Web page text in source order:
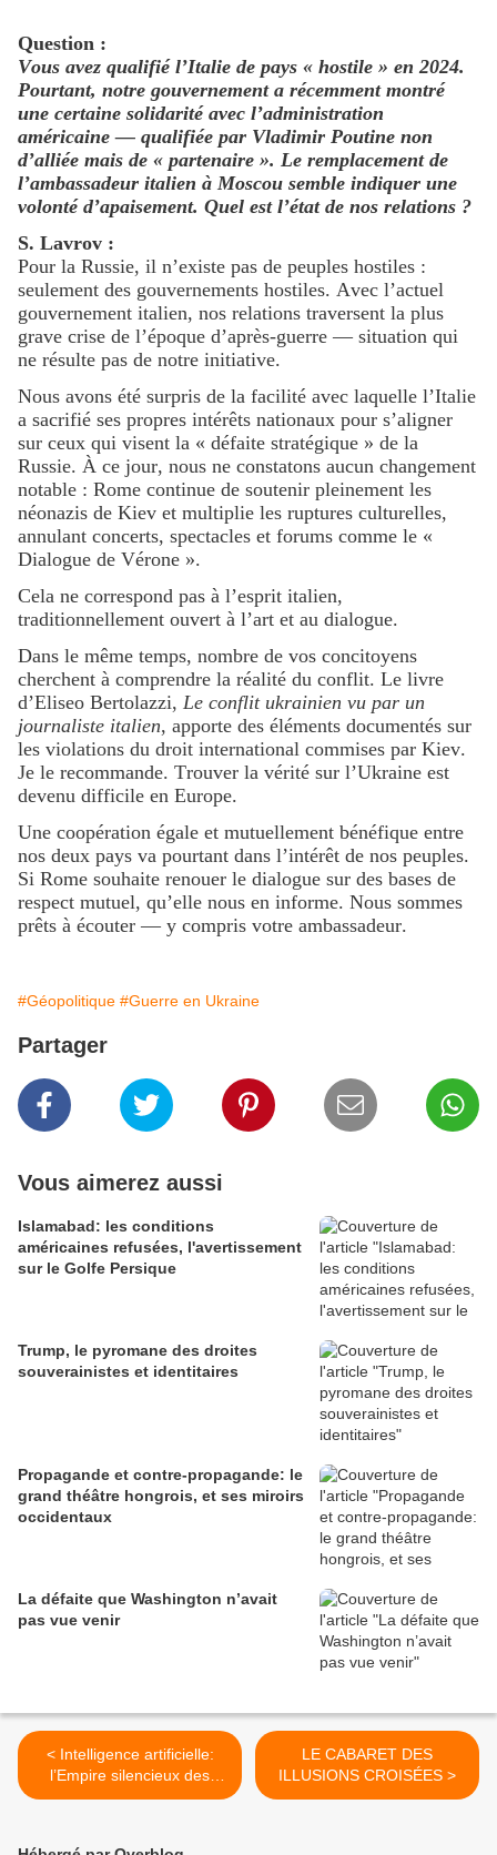
Question :
Vous avez qualifié l’Italie de pays « hostile » en 2024.
Pourtant, notre gouvernement a récemment montré
une certaine solidarité avec l’administration
américaine — qualifiée par Vladimir Poutine non
d’alliée mais de « partenaire ». Le remplacement de
l’ambassadeur italien à Moscou semble indiquer une
volonté d’apaisement. Quel est l’état de nos relations ?
S. Lavrov :
Pour la Russie, il n’existe pas de peuples hostiles :
seulement des gouvernements hostiles. Avec l’actuel
gouvernement italien, nos relations traversent la plus
grave crise de l’époque d’après-guerre — situation qui
ne résulte pas de notre initiative.
Nous avons été surpris de la facilité avec laquelle l’Italie
a sacrifié ses propres intérêts nationaux pour s’aligner
sur ceux qui visent la « défaite stratégique » de la
Russie. À ce jour, nous ne constatons aucun changement
notable : Rome continue de soutenir pleinement les
néonazis de Kiev et multiplie les ruptures culturelles,
annulant concerts, spectacles et forums comme le «
Dialogue de Vérone ».
Cela ne correspond pas à l’esprit italien,
traditionnellement ouvert à l’art et au dialogue.
Dans le même temps, nombre de vos concitoyens
cherchent à comprendre la réalité du conflit. Le livre
d’Eliseo Bertolazzi, Le conflit ukrainien vu par un
journaliste italien, apporte des éléments documentés sur
les violations du droit international commises par Kiev.
Je le recommande. Trouver la vérité sur l’Ukraine est
devenu difficile en Europe.
Une coopération égale et mutuellement bénéfique entre
nos deux pays va pourtant dans l’intérêt de nos peuples.
Si Rome souhaite renouer le dialogue sur des bases de
respect mutuel, qu’elle nous en informe. Nous sommes
prêts à écouter — y compris votre ambassadeur.
#Géopolitique #Guerre en Ukraine
Partager
Vous aimerez aussi
Islamabad: les conditions
américaines refusées, l'avertissement
sur le Golfe Persique
Trump, le pyromane des droites
souverainistes et identitaires
Propagande et contre-propagande: le
grand théâtre hongrois, et ses miroirs
occidentaux
La défaite que Washington n’avait
pas vue venir
< Intelligence artificielle:
l’Empire silencieux des
algorithmes redessine les
LE CABARET DES
ILLUSIONS CROISÉES >